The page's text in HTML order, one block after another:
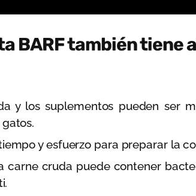
BARF también tiene
y los suplementos pueden ser
y esfuerzo para preparar la
carne cruda puede contener